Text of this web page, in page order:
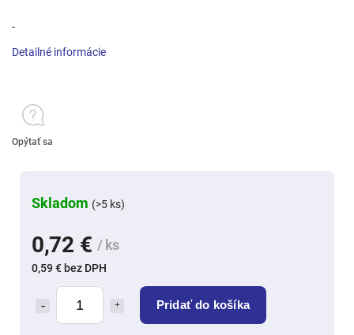
0,72 € / ks
0,59 € bez DPH
Pridať do košíka
Skladom (>5 ks)
-
Detailné informácie
Opýtať sa